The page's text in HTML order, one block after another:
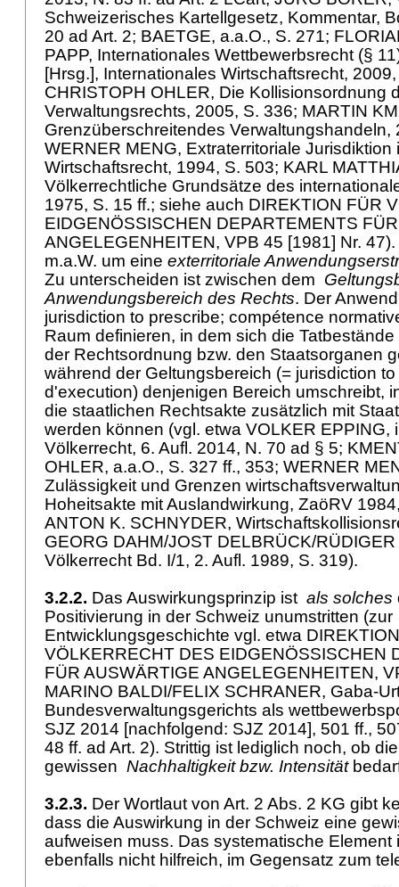
Schweizerisches Kartellgesetz, Kommentar,
20 ad Art. 2; BAETGE, a.a.O., S. 271;
PAPP, Internationales Wettbewerbsrecht (§
[Hrsg.], Internationales Wirtschaftsrecht,
CHRISTOPH OHLER, Die Kollisionsordnung
Verwaltungsrechts, 2005, S. 336; MARTIN
Grenzüberschreitendes Verwaltungshandeln,
WERNER MENG, Extraterritoriale Jurisdiktion
Wirtschaftsrecht, 1994, S. 503; KARL
Völkerrechtliche Grundsätze des
1975, S. 15 ff.; siehe auch DIREKTION FÜR
EIDGENÖSSISCHEN DEPARTEMENTS
ANGELEGENHEITEN, VPB 45 [1981] Nr.
m.a.W. um eine exterritoriale
Zu unterscheiden ist zwischen dem
Anwendungsbereich des Rechts. Der
jurisdiction to prescribe; compétence
Raum definieren, in dem sich die
der Rechtsordnung bzw. den Staatsorganen
während der Geltungsbereich (= jurisdiction
d'execution) denjenigen Bereich umschreibt,
die staatlichen Rechtsakte zusätzlich mit
werden können (vgl. etwa VOLKER EPPING,
Völkerrecht, 6. Aufl. 2014, N. 70 ad § 5;
OHLER, a.a.O., S. 327 ff., 353; WERNER
Zulässigkeit und Grenzen
Hoheitsakte mit Auslandwirkung, ZaöRV
ANTON K. SCHNYDER,
GEORG DAHM/JOST DELBRÜCK/
Völkerrecht Bd. I/1, 2. Aufl. 1989, S. 319).
3.2.2. Das Auswirkungsprinzip ist als solches
Positivierung in der Schweiz unumstritten (zur
Entwicklungsgeschichte vgl. etwa
VÖLKERRECHT DES EIDGENÖSSISCHEN
FÜR AUSWÄRTIGE ANGELEGENHEITEN,
MARINO BALDI/FELIX SCHRANER, Gaba-
Bundesverwaltungsgerichts als
SJZ 2014 [nachfolgend: SJZ 2014], 501 ff.,
48 ff. ad Art. 2). Strittig ist lediglich noch, ob
gewissen Nachhaltigkeit bzw. Intensität
3.2.3. Der Wortlaut von Art. 2 Abs. 2 KG gibt
dass die Auswirkung in der Schweiz eine
aufweisen muss. Das systematische Element
ebenfalls nicht hilfreich, im Gegensatz zum